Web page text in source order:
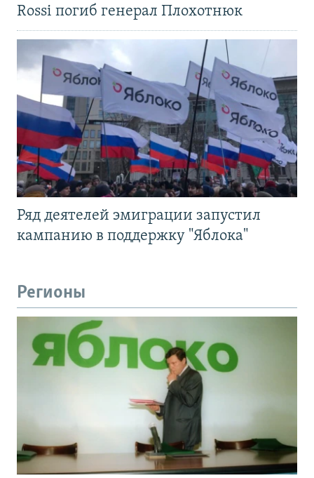
Rossi погиб генерал Плохотнюк
Ряд деятелей эмиграции запустил
кампанию в поддержку "Яблока"
Регионы